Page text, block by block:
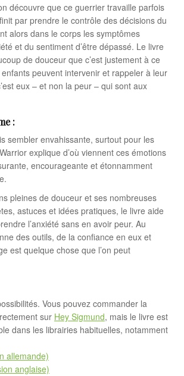
découvre que ce guerrier travaille parfois
par prendre le contrôle des décisions du
alors dans le corps les symptômes
et du sentiment d’être dépassé. Le livre
de douceur que c’est justement à ce
peuvent intervenir et rappeler à leur
eux – et non la peur – qui sont aux
:
sembler envahissante, surtout pour les
explique d’où viennent ces émotions
encourageante et étonnamment
pleines de douceur et ses nombreuses
astuces et idées pratiques, le livre aide
l’anxiété sans en avoir peur. Au
des outils, de la confiance en eux et
est quelque chose que l’on peut
Vous pouvez commander la
sur Hey Sigmund, mais le livre est
dans les librairies habituelles, notamment
allemande)
anglaise)